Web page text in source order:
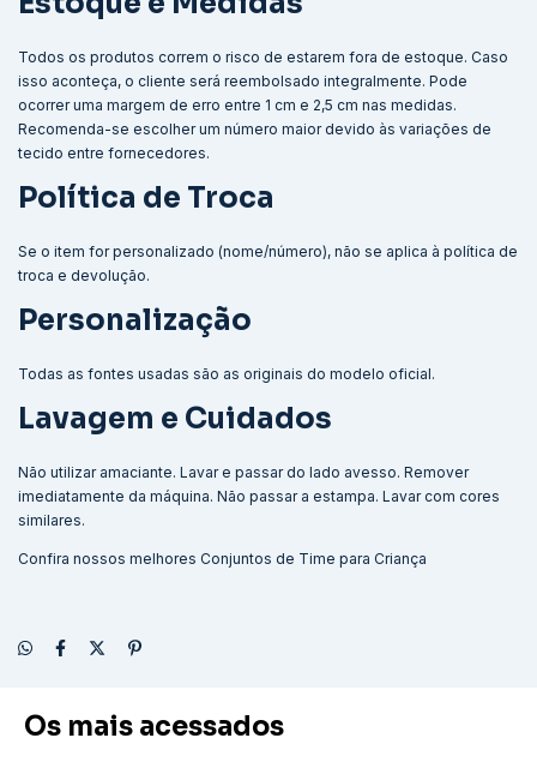
Todos os produtos correm o risco de estarem fora de estoque. Caso
isso aconteça, o cliente será reembolsado integralmente. Pode
ocorrer uma margem de erro entre 1 cm e 2,5 cm nas medidas.
Recomenda-se escolher um número maior devido às variações de
tecido entre fornecedores.
Política de Troca
Se o item for personalizado (nome/número), não se aplica à política de
troca e devolução.
Personalização
Todas as fontes usadas são as originais do modelo oficial.
Lavagem e Cuidados
Não utilizar amaciante. Lavar e passar do lado avesso. Remover
imediatamente da máquina. Não passar a estampa. Lavar com cores
similares.
Confira nossos melhores Conjuntos de Time para Criança
Os mais acessados